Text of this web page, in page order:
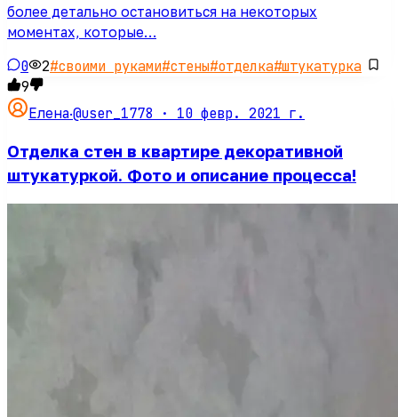
более детально остановиться на некоторых
моментах, которые…
0 2#своими руками#стены#отделка#штукатурка
9
Елена·@user_1778 · 10 февр. 2021 г.
Отделка стен в квартире декоративной
штукатуркой. Фото и описание процесса!